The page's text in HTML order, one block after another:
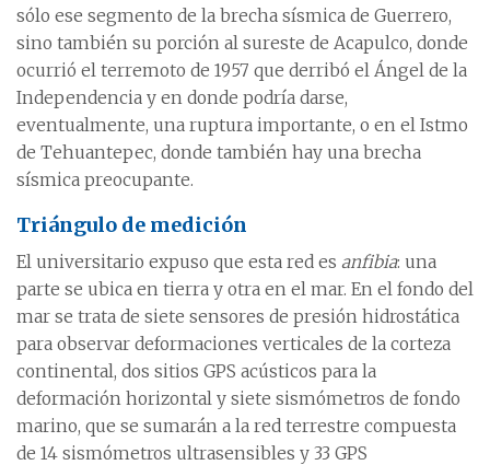
sólo ese segmento de la brecha sísmica de Guerrero,
sino también su porción al sureste de Acapulco, donde
ocurrió el terremoto de 1957 que derribó el Ángel de la
Independencia y en donde podría darse,
eventualmente, una ruptura importante, o en el Istmo
de Tehuantepec, donde también hay una brecha
sísmica preocupante.
Triángulo de medición
El universitario expuso que esta red es anfibia: una
parte se ubica en tierra y otra en el mar. En el fondo del
mar se trata de siete sensores de presión hidrostática
para observar deformaciones verticales de la corteza
continental, dos sitios GPS acústicos para la
deformación horizontal y siete sismómetros de fondo
marino, que se sumarán a la red terrestre compuesta
de 14 sismómetros ultrasensibles y 33 GPS